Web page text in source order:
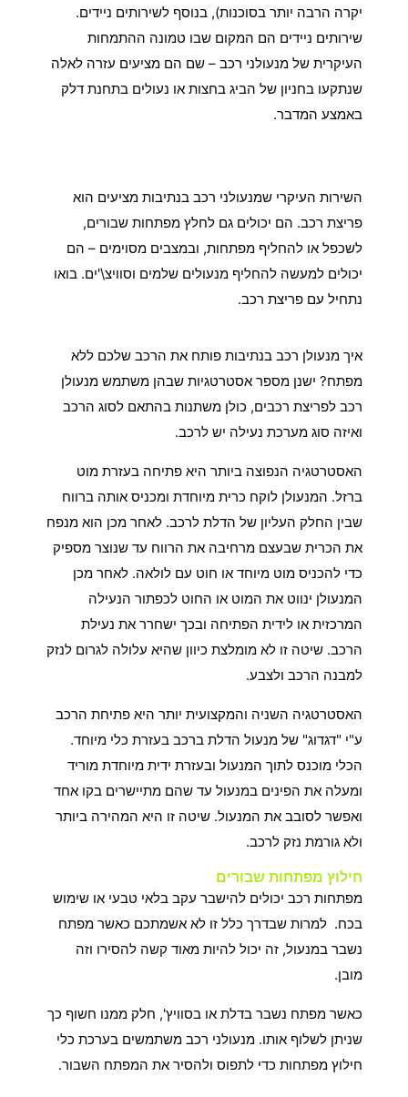
יקרה הרבה יותר בסוכנות), בנוסף לשירותים ניידים.
שירותים ניידים הם המקום שבו טמונה ההתמחות
העיקרית של מנעולני רכב – שם הם מציעים עזרה לאלה
שנתקעו בחניון של הביג בחצות או נעולים בתחנת דלק
באמצע המדבר.
השירות העיקרי שמנעולני רכב בנתיבות מציעים הוא
פריצת רכב. הם יכולים גם לחלץ מפתחות שבורים,
לשכפל או להחליף מפתחות, ובמצבים מסוימים – הם
יכולים למעשה להחליף מנעולים שלמים וסוויצ\'ים. בואו
נתחיל עם פריצת רכב.
איך מנעולן רכב בנתיבות פותח את הרכב שלכם ללא
מפתח? ישנן מספר אסטרטגיות שבהן משתמש מנעולן
רכב לפריצת רכבים, כולן משתנות בהתאם לסוג הרכב
ואיזה סוג מערכת נעילה יש לרכב.
האסטרטגיה הנפוצה ביותר היא פתיחה בעזרת מוט
ברזל. המנעולן לוקח כרית מיוחדת ומכניס אותה ברווח
שבין החלק העליון של הדלת לרכב. לאחר מכן הוא מנפח
את הכרית שבעצם מרחיבה את הרווח עד שנוצר מספיק
כדי להכניס מוט מיוחד או חוט עם לולאה. לאחר מכן
המנעולן ינווט את המוט או החוט לכפתור הנעילה
המרכזית או לידית הפתיחה ובכך ישחרר את נעילת
הרכב. שיטה זו לא מומלצת כיוון שהיא עלולה לגרום לנזק
למבנה הרכב ולצבע.
האסטרטגיה השניה והמקצועית יותר היא פתיחת הרכב
ע"י "דגדוג" של מנעול הדלת ברכב בעזרת כלי מיוחד.
הכלי מוכנס לתוך המנעול ובעזרת ידית מיוחדת מוריד
ומעלה את הפינים במנעול עד שהם מתיישרים בקו אחד
ואפשר לסובב את המנעול. שיטה זו היא המהירה ביותר
ולא גורמת נזק לרכב.
חילוץ מפתחות שבורים
מפתחות רכב יכולים להישבר עקב בלאי טבעי או שימוש
בכח. למרות שבדרך כלל זו לא אשמתכם כאשר מפתח
נשבר במנעול, זה יכול להיות מאוד קשה להסירו וזה
מובן.
כאשר מפתח נשבר בדלת או בסוויץ', חלק ממנו חשוף כך
שניתן לשלוף אותו. מנעולני רכב משתמשים בערכת כלי
חילוץ מפתחות כדי לתפוס ולהסיר את המפתח השבור.